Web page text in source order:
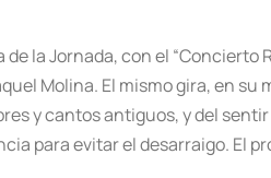
la Jornada, con el “Concierto
Molina. El mismo gira, en
y cantos antiguos, y del
para evitar el desarraigo. El